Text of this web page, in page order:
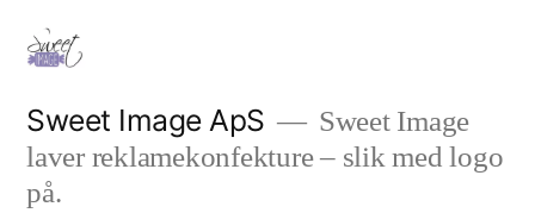
Videre
indhold
Sweet Image ApS
Sweet Image
laver reklamekonfekture – slik med logo
på.